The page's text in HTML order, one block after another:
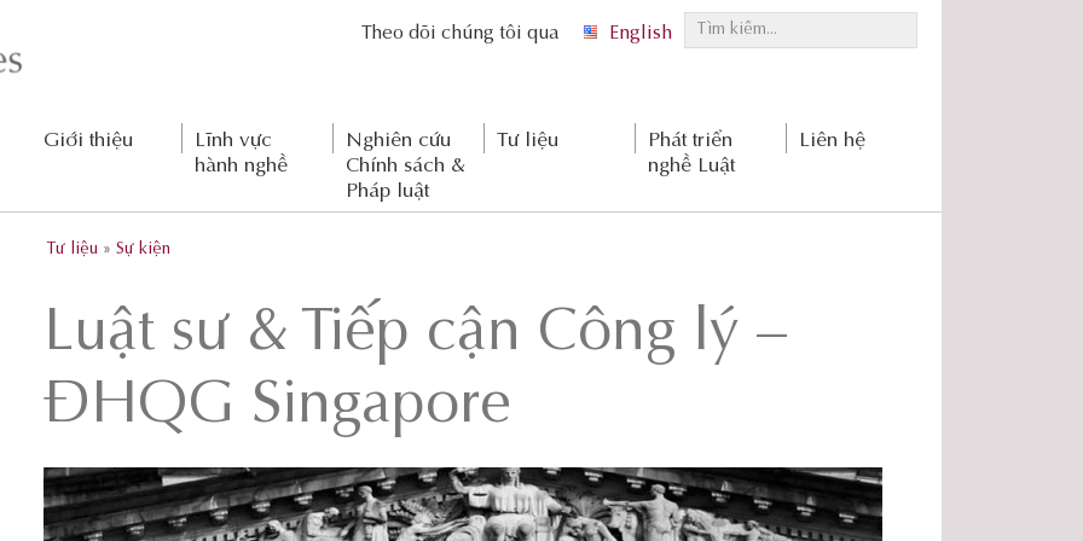
i
m
English
Theo dõi chúng tôi qua
Giới thiệu
Lĩnh vực
hành nghề
Nghiên cứu
Chính sách &
Pháp luật
Tư liệu
Phát triển
nghề Luật
Liên hệ
Tư liệu »Sự kiện
Luật sư & Tiếp cận Công lý –
ĐHQG Singapore